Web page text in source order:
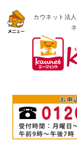
カウネット法